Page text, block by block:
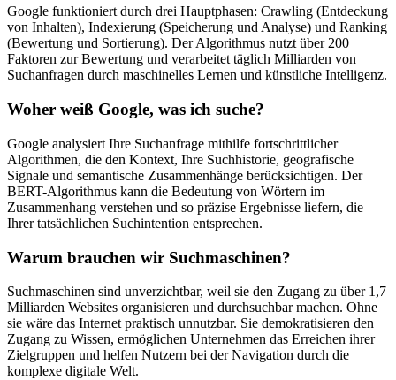
Google funktioniert durch drei Hauptphasen: Crawling (Entdeckung
von Inhalten), Indexierung (Speicherung und Analyse) und Ranking
(Bewertung und Sortierung). Der Algorithmus nutzt über 200
Faktoren zur Bewertung und verarbeitet täglich Milliarden von
Suchanfragen durch maschinelles Lernen und künstliche Intelligenz.
Woher weiß Google, was ich suche?
Google analysiert Ihre Suchanfrage mithilfe fortschrittlicher
Algorithmen, die den Kontext, Ihre Suchhistorie, geografische
Signale und semantische Zusammenhänge berücksichtigen. Der
BERT-Algorithmus kann die Bedeutung von Wörtern im
Zusammenhang verstehen und so präzise Ergebnisse liefern, die
Ihrer tatsächlichen Suchintention entsprechen.
Warum brauchen wir Suchmaschinen?
Suchmaschinen sind unverzichtbar, weil sie den Zugang zu über 1,7
Milliarden Websites organisieren und durchsuchbar machen. Ohne
sie wäre das Internet praktisch unnutzbar. Sie demokratisieren den
Zugang zu Wissen, ermöglichen Unternehmen das Erreichen ihrer
Zielgruppen und helfen Nutzern bei der Navigation durch die
komplexe digitale Welt.